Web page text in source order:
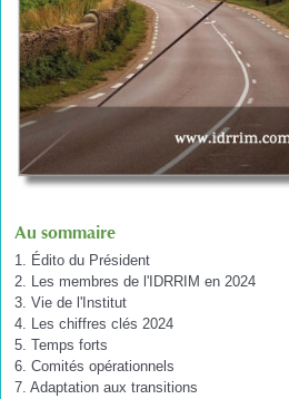
Au sommaire
1. Édito du Président
2. Les membres de l'IDRRIM en 2024
3. Vie de l'Institut
4. Les chiffres clés 2024
5. Temps forts
6. Comités opérationnels
7. Adaptation aux transitions